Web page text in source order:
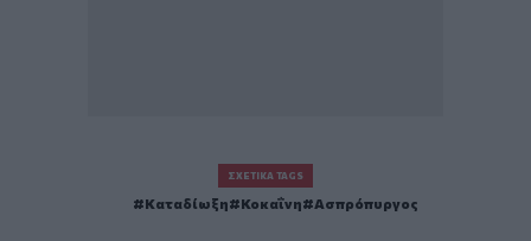
ΣΧΕΤΙΚΆ TAGS
Καταδίωξη Κοκαΐνη Ασπρόπυργος